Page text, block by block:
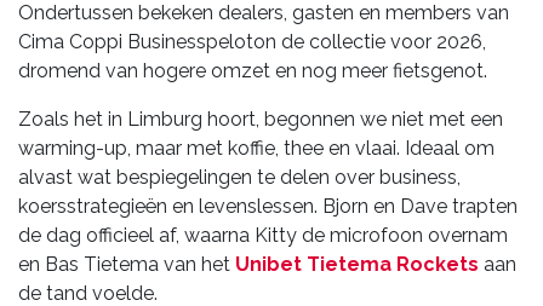
Ondertussen bekeken dealers, gasten en members van
Cima Coppi Businesspeloton de collectie voor 2026,
dromend van hogere omzet en nog meer fietsgenot.
Zoals het in Limburg hoort, begonnen we niet met een
warming-up, maar met koffie, thee en vlaai. Ideaal om
alvast wat bespiegelingen te delen over business,
koersstrategieën en levenslessen. Bjorn en Dave trapten
de dag officieel af, waarna Kitty de microfoon overnam
en Bas Tietema van het Unibet Tietema Rockets aan
de tand voelde.